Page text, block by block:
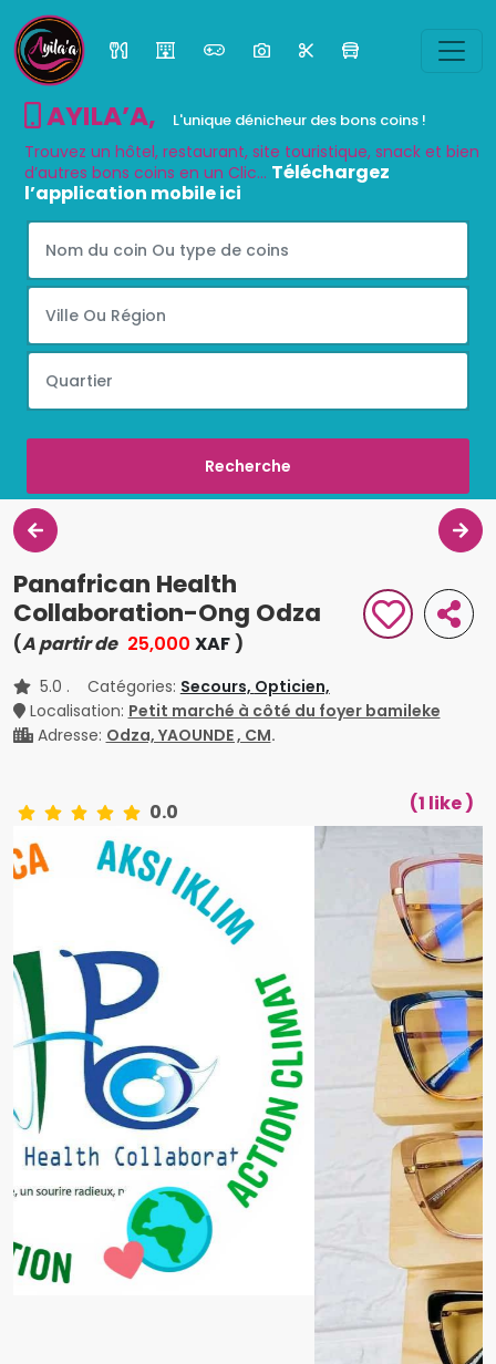
AYILA’A, L'unique dénicheur des bons coins !
Trouvez un hôtel, restaurant, site touristique, snack et bien
d’autres bons coins en un Clic... Téléchargez
l’application mobile ici
Panafrican Health
Collaboration-Ong Odza
(A partir de 25,000 XAF )
5.0 . Catégories: Secours, Opticien,
Localisation: Petit marché à côté du foyer bamileke
Adresse: Odza, YAOUNDE , CM.
0.0 (1 like )